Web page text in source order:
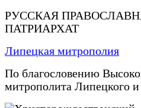
РУССКАЯ
ПАТРИАРХАТ
Липецкая митрополия
По благословению
митрополита Липецкого